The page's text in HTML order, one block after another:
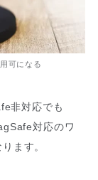
可になる
非対応でも
対応のワ
ます。